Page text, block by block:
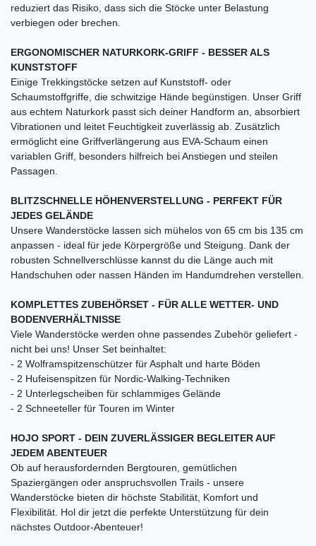
reduziert das Risiko, dass sich die Stöcke unter Belastung
verbiegen oder brechen.
ERGONOMISCHER NATURKORK-GRIFF - BESSER ALS
KUNSTSTOFF
Einige Trekkingstöcke setzen auf Kunststoff- oder
Schaumstoffgriffe, die schwitzige Hände begünstigen. Unser Griff
aus echtem Naturkork passt sich deiner Handform an, absorbiert
Vibrationen und leitet Feuchtigkeit zuverlässig ab. Zusätzlich
ermöglicht eine Griffverlängerung aus EVA-Schaum einen
variablen Griff, besonders hilfreich bei Anstiegen und steilen
Passagen.
BLITZSCHNELLE HÖHENVERSTELLUNG - PERFEKT FÜR
JEDES GELÄNDE
Unsere Wanderstöcke lassen sich mühelos von 65 cm bis 135 cm
anpassen - ideal für jede Körpergröße und Steigung. Dank der
robusten Schnellverschlüsse kannst du die Länge auch mit
Handschuhen oder nassen Händen im Handumdrehen verstellen.
KOMPLETTES ZUBEHÖRSET - FÜR ALLE WETTER- UND
BODENVERHÄLTNISSE
Viele Wanderstöcke werden ohne passendes Zubehör geliefert -
nicht bei uns! Unser Set beinhaltet:
- 2 Wolframspitzenschützer für Asphalt und harte Böden
- 2 Hufeisenspitzen für Nordic-Walking-Techniken
- 2 Unterlegscheiben für schlammiges Gelände
- 2 Schneeteller für Touren im Winter
HOJO SPORT - DEIN ZUVERLÄSSIGER BEGLEITER AUF
JEDEM ABENTEUER
Ob auf herausfordernden Bergtouren, gemütlichen
Spaziergängen oder anspruchsvollen Trails - unsere
Wanderstöcke bieten dir höchste Stabilität, Komfort und
Flexibilität. Hol dir jetzt die perfekte Unterstützung für dein
nächstes Outdoor-Abenteuer!